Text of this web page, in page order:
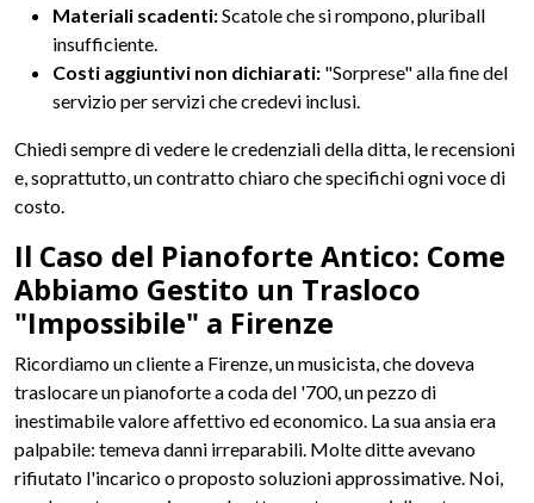
Materiali scadenti:Scatole che si rompono, pluriball
insufficiente.
Costi aggiuntivi non dichiarati: "Sorprese" alla fine del
servizio per servizi che credevi inclusi.
Chiedi sempre di vedere le credenziali della ditta, le recensioni
e, soprattutto, un contratto chiaro che specifichi ogni voce di
costo.
Il Caso del Pianoforte Antico: Come
Abbiamo Gestito un Trasloco
"Impossibile" a Firenze
Ricordiamo un cliente a Firenze, un musicista, che doveva
traslocare un pianoforte a coda del '700, un pezzo di
inestimabile valore affettivo ed economico. La sua ansia era
palpabile: temeva danni irreparabili. Molte ditte avevano
rifiutato l'incarico o proposto soluzioni approssimative. Noi,